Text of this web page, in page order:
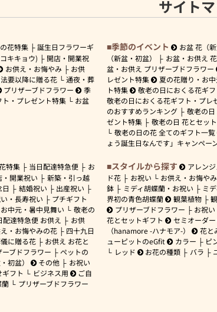
サイト
花特集
誕生日フラワーギ
キキョウ)
開店・開業祝
お供え・お悔やみ
お供
要以降に贈る花
通夜・葬
プリザーブドフラワー
季
ト・プレゼント特集
お盆
季節のイベント お盆 花（新
（新盆・初盆）
お盆・お供え
盆・お供え プリザーブドフラワー
レゼント特集
夏の花贈り・お
ト特集
敬老の日におくる花ギ
敬老の日におくる花ギフト・プレ
のおすすめランキング
敬老の
ゼント特集
敬老の日 花とセッ
敬老の日の花 全てのギフト一覧
ょう誕生日なんです」キャンペー
特集 当日配達特急便
お
・開業祝い
新築・引っ越
結婚祝い
出産祝い
・長寿祝い
プチギフト
お中元・暑中見舞い
敬老の
配達特急便 お供え
お供
・お悔やみの花
四十九日
に贈る花
お供え お花と
ブドフラワー
ペットの
初盆） その他
お祝い
フト ビジネス用
ご自
蘭 プリザーブドフラワー
スタイルから探す アレン
ド花
お祝い お供え・お悔やみ
鉢
ミディ胡蝶蘭・お祝い ミ
界初の青色胡蝶蘭
観葉植物
プリザーブドフラワー
お祝い
花とセットギフト
セミオーダー
（hanamore -ハナモア-）
花と
ューピットのeGfit
カラー ピ
レッド
お花の種類 バラ